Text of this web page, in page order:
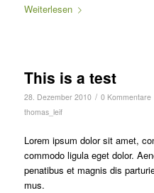
Weiterlesen
This is a test
28. Dezember 2010 / 0 Kommentare
thomas_leif
Lorem ipsum dolor sit amet,
commodo ligula eget dolor.
penatibus et magnis dis
mus.